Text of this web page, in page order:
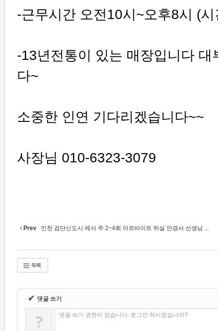
-근무시간 오전10시~오후8시 (
-13년전통이 있는 매장입니다
다~
소중한 인연 기다리겠습니다~~
사장님 010-6323-3079
Prev 인천 검단신도시 에서 주 2~4회 아르바이트 하실 안경사 선생님 ...
목록
✔ 댓글 쓰기
? 댓글 쓰기 권한이 없습니다. 로그인 하시겠습니까?